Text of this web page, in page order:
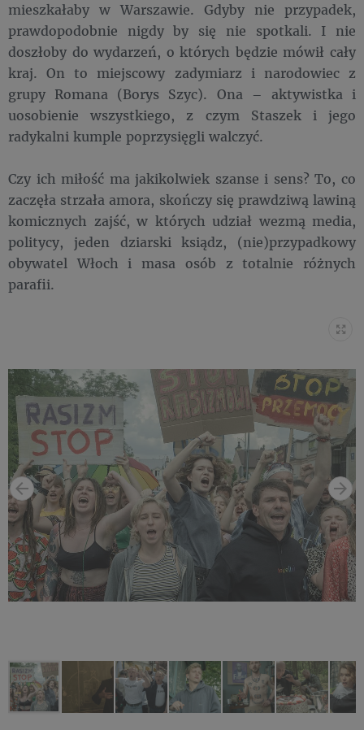
mieszkałaby w Warszawie. Gdyby nie przypadek,
prawdopodobnie nigdy by się nie spotkali. I nie
doszłoby do wydarzeń, o których będzie mówił cały
kraj. On to miejscowy zadymiarz i narodowiec z
grupy Romana (Borys Szyc). Ona – aktywistka i
uosobienie wszystkiego, z czym Staszek i jego
radykalni kumple poprzysięgli walczyć.
Czy ich miłość ma jakikolwiek szanse i sens? To, co
zaczęła strzała amora, skończy się prawdziwą lawiną
komicznych zajść, w których udział wezmą media,
politycy, jeden dziarski ksiądz, (nie)przypadkowy
obywatel Włoch i masa osób z totalnie różnych
parafii.